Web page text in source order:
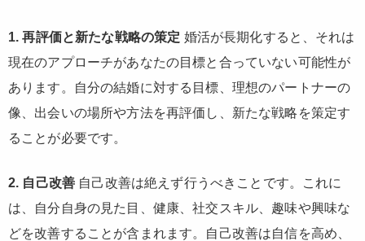
1. 再評価と新たな戦略の策定 婚活が長期化すると、それは
現在のアプローチがあなたの目標と合っていない可能性が
あります。自分の結婚に対する目標、理想のパートナーの
像、出会いの場所や方法を再評価し、新たな戦略を策定す
ることが必要です。
2. 自己改善 自己改善は絶えず行うべきことです。これに
は、自分自身の見た目、健康、社交スキル、趣味や興味な
どを改善することが含まれます。自己改善は自信を高め、